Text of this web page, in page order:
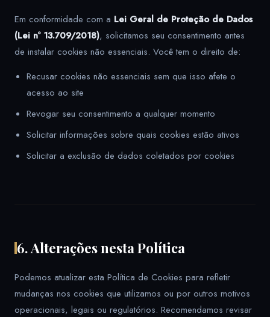
Em conformidade com a Lei Geral de Proteção de Dados
(Lei nº 13.709/2018), solicitamos seu consentimento antes
de instalar cookies não essenciais. Você tem o direito de:
Recusar cookies não essenciais sem que isso afete o
acesso ao site
Revogar seu consentimento a qualquer momento
Solicitar informações sobre quais cookies estão ativos
Solicitar a exclusão de dados coletados por cookies
6. Alterações nesta Política
Podemos atualizar esta Política de Cookies para refletir
mudanças nos cookies que utilizamos ou por outros motivos
operacionais, legais ou regulatórios. Recomendamos revisar